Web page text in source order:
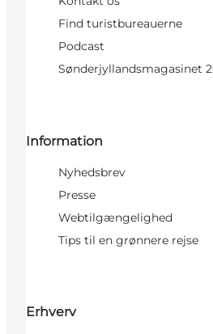
Find turistbureauerne
Podcast
Sønderjyllandsmagasinet
Information
Nyhedsbrev
Presse
Webtilgængelighed
Tips til en grønnere rejse
Erhverv